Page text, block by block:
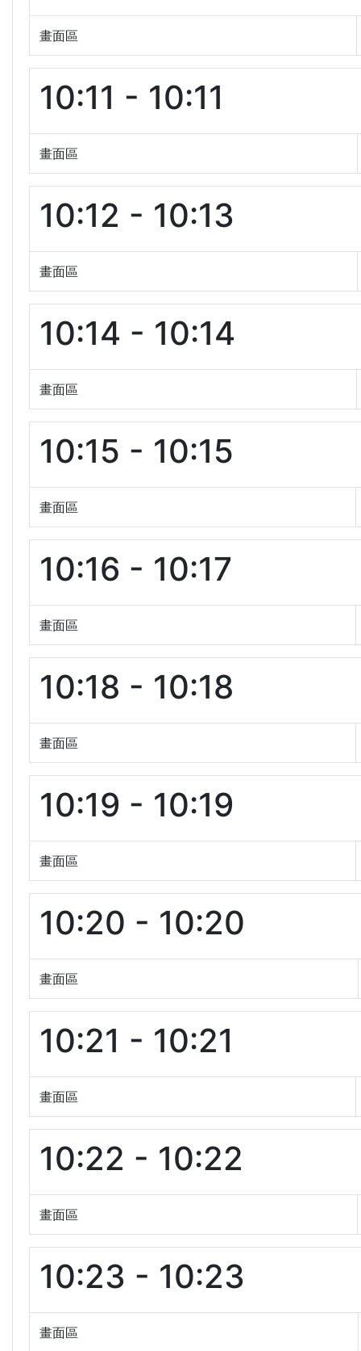
畫面區
10:11 - 10:11
畫面區
10:12 - 10:13
畫面區
10:14 - 10:14
畫面區
10:15 - 10:15
畫面區
10:16 - 10:17
畫面區
10:18 - 10:18
畫面區
10:19 - 10:19
畫面區
10:20 - 10:20
畫面區
10:21 - 10:21
畫面區
10:22 - 10:22
畫面區
10:23 - 10:23
畫面區